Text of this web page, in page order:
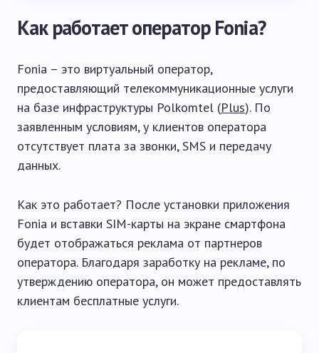
Как работает оператор Fonia?
Fonia – это виртуальный оператор,
предоставляющий телекоммуникационные услуги
на базе инфраструктуры Polkomtel (Plus). По
заявленным условиям, у клиентов оператора
отсутствует плата за звонки, SMS и передачу
данных.
Как это работает? После установки приложения
Fonia и вставки SIM-карты на экране смартфона
будет отображаться реклама от партнеров
оператора. Благодаря заработку на рекламе, по
утверждению оператора, он может предоставлять
клиентам бесплатные услуги.